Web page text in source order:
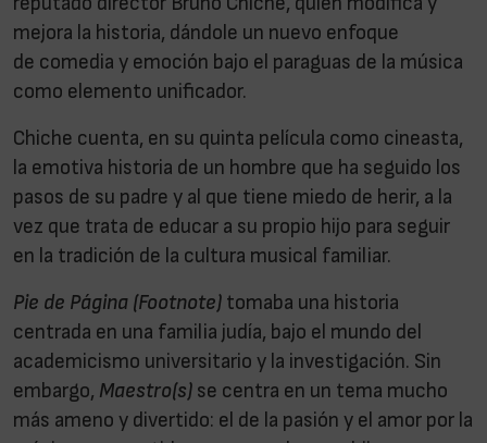
reputado director Bruno Chiche, quien modifica y
mejora la historia, dándole un nuevo enfoque
de comedia y emoción bajo el paraguas de la música
como elemento unificador.
Chiche cuenta, en su quinta película como cineasta,
la emotiva historia de un hombre que ha seguido los
pasos de su padre y al que tiene miedo de herir, a la
vez que trata de educar a su propio hijo para seguir
en la tradición de la cultura musical familiar.
Pie de Página (Footnote) tomaba una historia
centrada en una familia judía, bajo el mundo del
academicismo universitario y la investigación. Sin
embargo, Maestro(s) se centra en un tema mucho
más ameno y divertido: el de la pasión y el amor por la